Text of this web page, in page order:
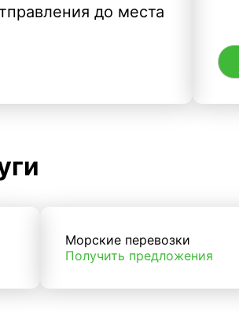
до места
Морские перевозки
Получить предложения